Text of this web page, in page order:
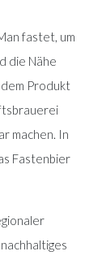
fastet, um
die Nähe
Produkt
machen. In
Fastenbier